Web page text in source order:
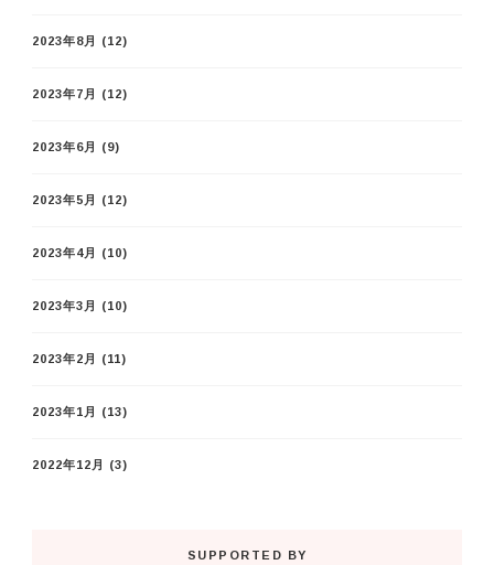
2023年8月 (12)
2023年7月 (12)
2023年6月 (9)
2023年5月 (12)
2023年4月 (10)
2023年3月 (10)
2023年2月 (11)
2023年1月 (13)
2022年12月 (3)
SUPPORTED BY